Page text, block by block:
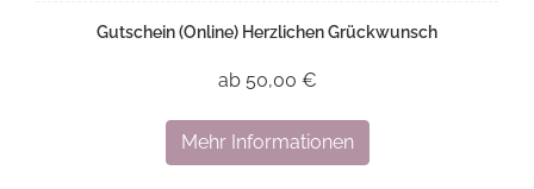
Gutschein (Online) Herzlichen Grückwunsch
ab 50,00 €
Mehr Informationen